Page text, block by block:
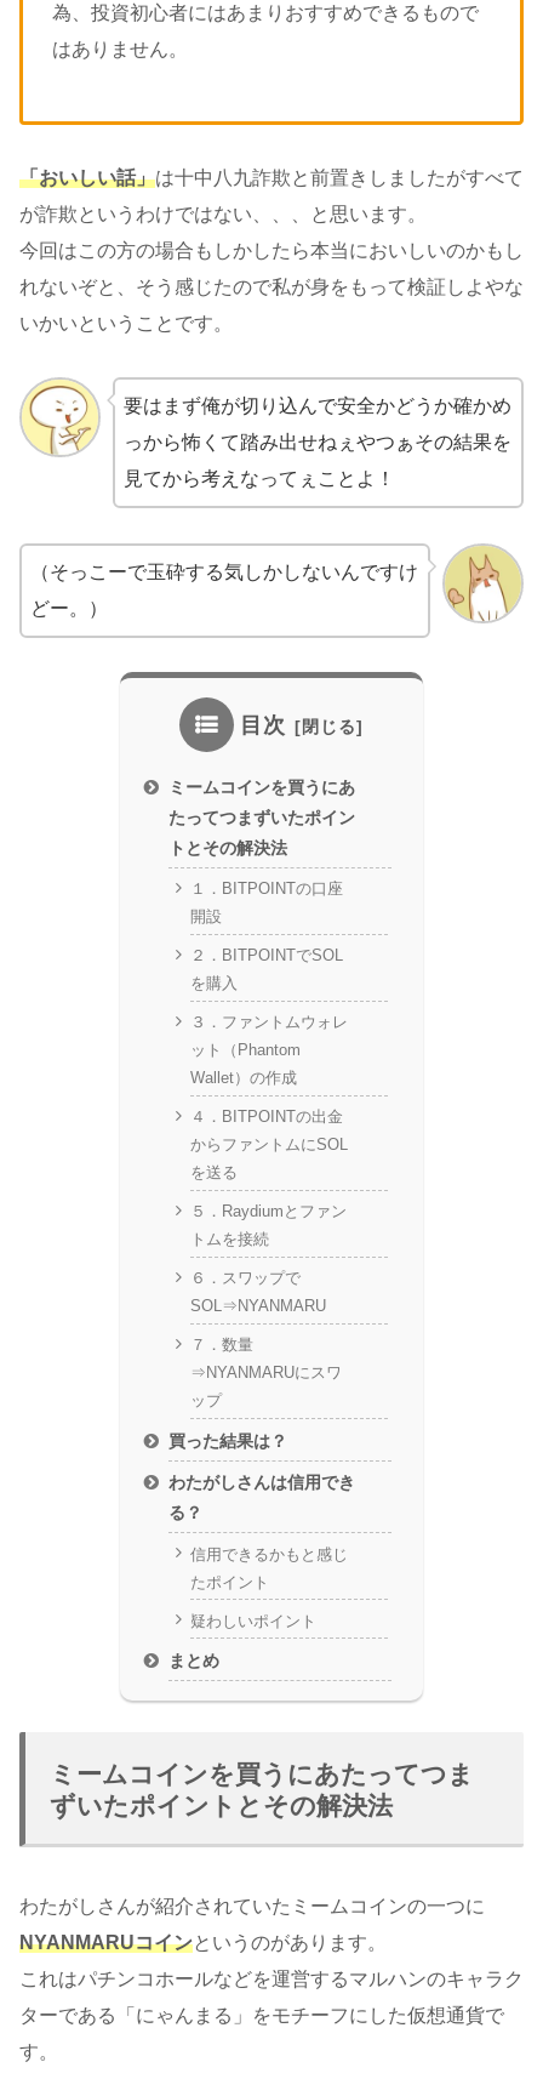
為、投資初心者にはあまりおすすめできるもので
はありません。
「おいしい話」は十中八九詐欺と前置きしましたがすべて
が詐欺というわけではない、、、と思います。
今回はこの方の場合もしかしたら本当においしいのかもし
れないぞと、そう感じたので私が身をもって検証しよやな
いかいということです。
要はまず俺が切り込んで安全かどうか確かめ
っから怖くて踏み出せねぇやつぁその結果を
見てから考えなってぇことよ！
（そっこーで玉砕する気しかしないんですけ
どー。）
目次
ミームコインを買うにあ
たってつまずいたポイン
トとその解決法
１．BITPOINTの口座
開設
２．BITPOINTでSOL
を購入
３．ファントムウォレ
ット（Phantom
Wallet）の作成
４．BITPOINTの出金
からファントムにSOL
を送る
５．Raydiumとファン
トムを接続
６．スワップで
SOL⇒NYANMARU
７．数量
⇒NYANMARUにスワ
ップ
買った結果は？
わたがしさんは信用でき
る？
信用できるかもと感じ
たポイント
疑わしいポイント
まとめ
ミームコインを買うにあたってつま
ずいたポイントとその解決法
わたがしさんが紹介されていたミームコインの一つに
NYANMARUコインというのがあります。
これはパチンコホールなどを運営するマルハンのキャラク
ターである「にゃんまる」をモチーフにした仮想通貨で
す。